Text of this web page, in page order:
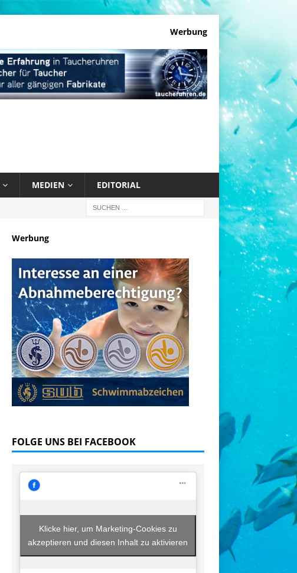
Werbung
MEDIEN EDITORIAL
Werbung
FOLGE UNS BEI FACEBOOK
Klicke hier, um Marketing-Cookies zu
akzeptieren und diesen Inhalt zu aktivieren